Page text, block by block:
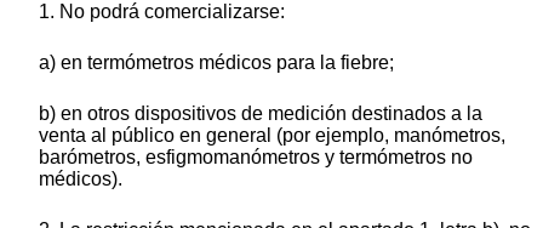
1. No podrá comercializarse:
a) en termómetros médicos para la fiebre;
b) en otros dispositivos de medición destinados a la
venta al público en general (por ejemplo, manómetros,
barómetros, esfigmomanómetros y termómetros no
médicos).